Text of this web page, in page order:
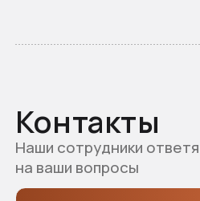
Схема проезда
ул. Промышленная, 1Б, п. Новое
Чебоксарский МО